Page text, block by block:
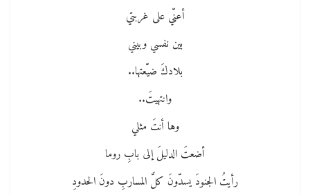
أعنّي على غربتي
بين نفسي وبيني
بلادكَ ضيّعتها..
وانتهيتَ..
وها أنتَ مثلي
أضعتَ الدليلَ إلى بابِ روما
رأيتُ الجنودَ يسدّونَ كلَّ المساربِ دونَ الحدودِ